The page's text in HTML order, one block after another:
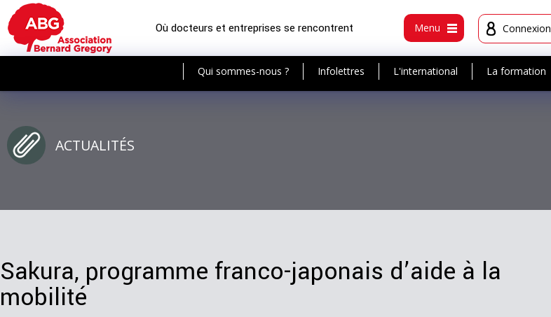
Où docteurs et entreprises se rencontrent Menu Connexion
Qui sommes-nous ? Infolettres L'international La formation
ACTUALITÉS
Sakura, programme franco-japonais d’aide à la
mobilité